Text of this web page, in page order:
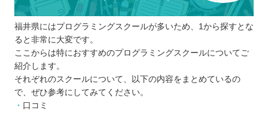
オンラインとオフラインのどちらか
スケジュールに無理はないか
ハイレベルなカリキュラムが用意されてい
受講費はどのくらいか
プログラミングスクールに通う5つのメリット
福井県にはプログラミングスクールが多いため、1から探すとな
ると非常に大変です。
ここからは特におすすめのプログラミングスクールについてご
紹介します。
それぞれのスクールについて、以下の内容をまとめているの
で、ぜひ参考にしてみてください。
口コミ